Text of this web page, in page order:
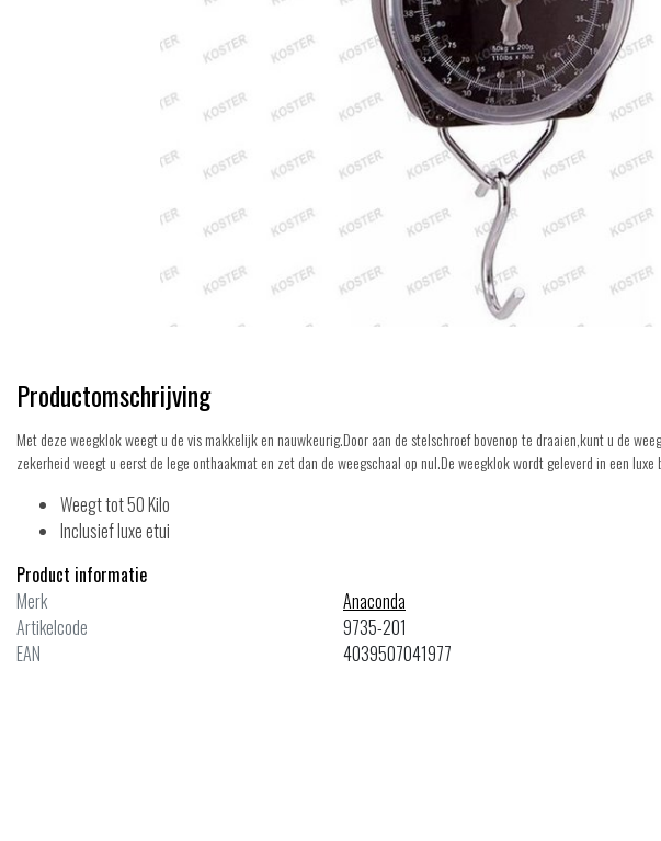
Productomschrijving
Met deze weegklok weegt u de vis makkelijk en nauwkeurig.Door aan de stelschroef bovenop te draaien,kunt u de
zekerheid weegt u eerst de lege onthaakmat en zet dan de weegschaal op nul.De weegklok wordt geleverd in een luxe
Weegt tot 50 Kilo
Inclusief luxe etui
Product informatie
Merk
Anaconda
Artikelcode
9735-201
EAN
4039507041977